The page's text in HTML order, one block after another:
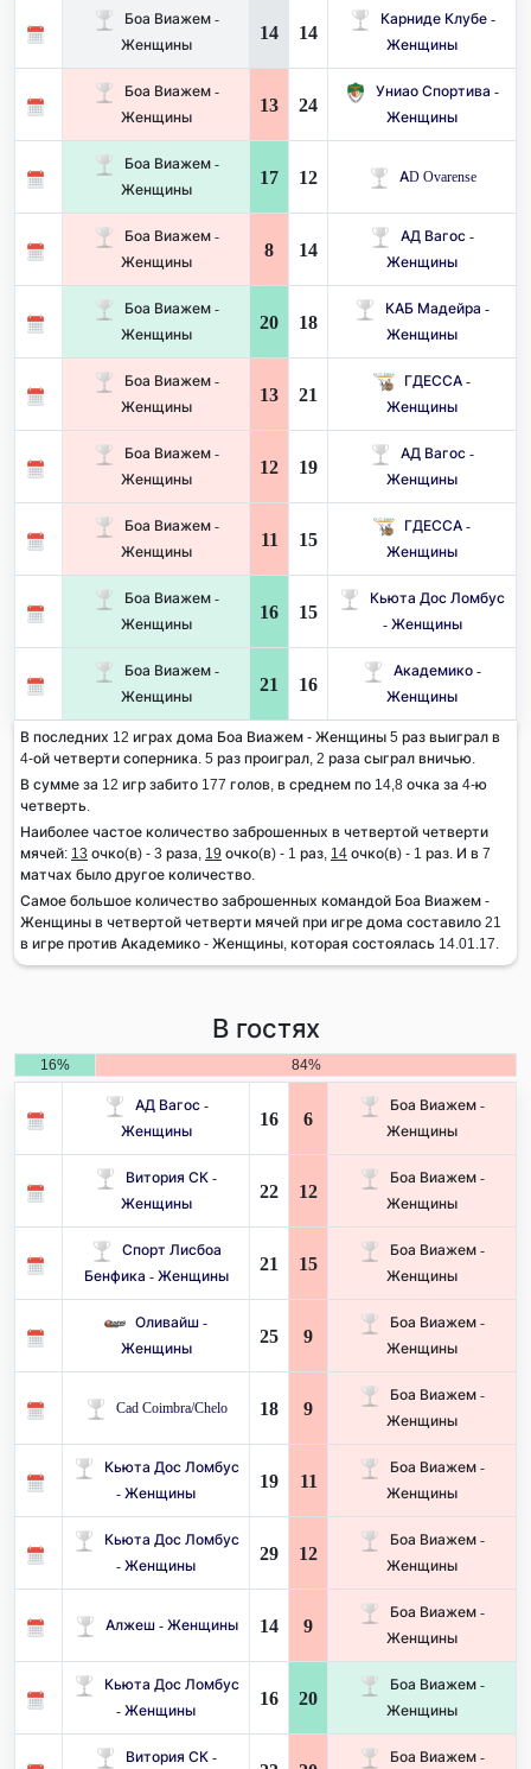
Боа Виажем -
Женщины
14 14
Карниде Клубе -
Женщины
Боа Виажем -
Женщины
13 24
Униао Спортива -
Женщины
Боа Виажем -
Женщины
17 12 AD Ovarense
Боа Виажем -
Женщины
8 14
АД Вагос -
Женщины
Боа Виажем -
Женщины
20 18
КАБ Мадейра -
Женщины
Боа Виажем -
Женщины
13 21
ГДЕССА -
Женщины
Боа Виажем -
Женщины
12 19
АД Вагос -
Женщины
Боа Виажем -
Женщины
11 15
ГДЕССА -
Женщины
Боа Виажем -
Женщины
16 15
Кьюта Дос Ломбус
- Женщины
Боа Виажем -
Женщины
21 16
Академико -
Женщины
В последних 12 играх дома Боа Виажем - Женщины 5 раз выиграл в
4-ой четверти соперника. 5 раз проиграл, 2 раза сыграл вничью.
В сумме за 12 игр забито 177 голов, в среднем по 14,8 очка за 4-ю
четверть.
Наиболее частое количество заброшенных в четвертой четверти
мячей: 13 очко(в) - 3 раза, 19 очко(в) - 1 раз, 14 очко(в) - 1 раз. И в 7
матчах было другое количество.
Самое большое количество заброшенных командой Боа Виажем -
Женщины в четвертой четверти мячей при игре дома составило 21
в игре против Академико - Женщины, которая состоялась 14.01.17.
В гостях
16% 84%
АД Вагос -
Женщины
16 6
Боа Виажем -
Женщины
Витория СК -
Женщины
22 12
Боа Виажем -
Женщины
Спорт Лисбоа
Бенфика - Женщины
21 15
Боа Виажем -
Женщины
Оливайш -
Женщины
25 9
Боа Виажем -
Женщины
Cad Coimbra/Chelo 18 9
Боа Виажем -
Женщины
Кьюта Дос Ломбус
- Женщины
19 11
Боа Виажем -
Женщины
Кьюта Дос Ломбус
- Женщины
29 12
Боа Виажем -
Женщины
Алжеш - Женщины 14 9
Боа Виажем -
Женщины
Кьюта Дос Ломбус
- Женщины
16 20
Боа Виажем -
Женщины
Витория СК -
Боа Виажем -